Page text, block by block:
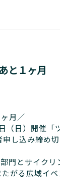
と１ヶ月
月／
（日）開催「
し込み締め
門とサイク
がる広域イ